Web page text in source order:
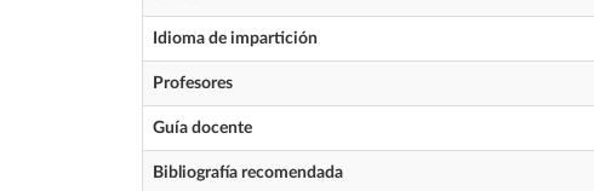
Idioma de impartición
Profesores
Guía docente
Bibliografía recomendada